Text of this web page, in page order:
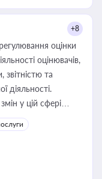
+8
оцінки
оцінювачів,
та
діяльності.
у цій сфері
юриста або
оренди
і перевірки